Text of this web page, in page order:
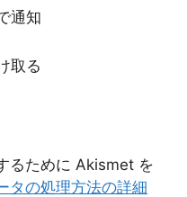
通知
取る
るために Akismet を
タの処理方法の詳細